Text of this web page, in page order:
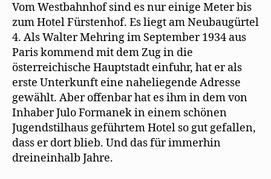
Vom Westbahnhof sind es nur einige Meter bis
zum Hotel Fürstenhof. Es liegt am Neubaugürtel
4. Als Walter Mehring im September 1934 aus
Paris kommend mit dem Zug in die
österreichische Hauptstadt einfuhr, hat er als
erste Unterkunft eine naheliegende Adresse
gewählt. Aber offenbar hat es ihm in dem von
Inhaber Julo Formanek in einem schönen
Jugendstilhaus geführtem Hotel so gut gefallen,
dass er dort blieb. Und das für immerhin
dreineinhalb Jahre.